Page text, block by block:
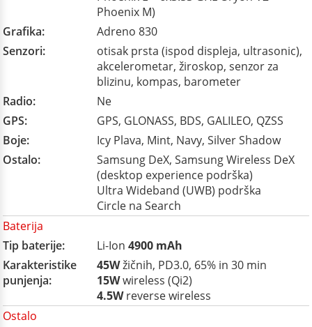
Phoenix M)
Grafika:
Adreno 830
Senzori:
otisak prsta (ispod displeja, ultrasonic),
akcelerometar, žiroskop, senzor za
blizinu, kompas, barometer
Radio:
Ne
GPS:
GPS, GLONASS, BDS, GALILEO, QZSS
Boje:
Icy Plava, Mint, Navy, Silver Shadow
Ostalo:
Samsung DeX, Samsung Wireless DeX
(desktop experience podrška)
Ultra Wideband (UWB) podrška
Circle na Search
Baterija
Tip baterije:
Li-Ion 4900 mAh
Karakteristike
punjenja:
45Wžičnih, PD3.0, 65% in 30 min
15Wwireless (Qi2)
4.5Wreverse wireless
Ostalo